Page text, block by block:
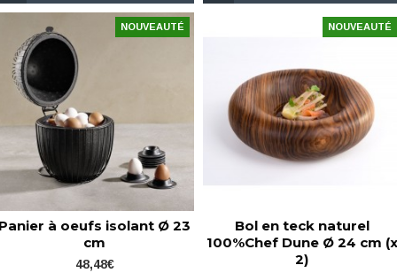
NOUVEAUTÉ
à oeufs isolant Ø 23
cm
48,48€
NOUVEAUTÉ
Bol en teck naturel
100%Chef Dune Ø 24 cm (x
2)